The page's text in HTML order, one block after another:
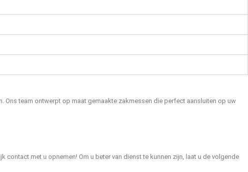
team ontwerpt op maat gemaakte zakmessen die perfect aansluiten op uw
met u opnemen! Om u beter van dienst te kunnen zijn, laat u de volgende